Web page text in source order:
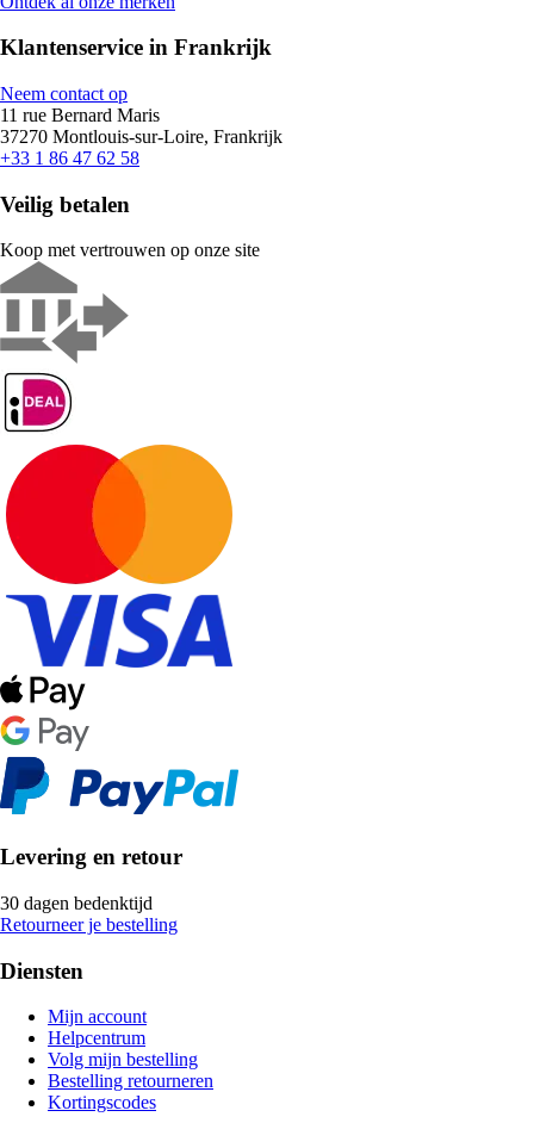
Klantenservice in Frankrijk
Neem contact op
11 rue Bernard Maris
37270 Montlouis-sur-Loire, Frankrijk
+33 1 86 47 62 58
Veilig betalen
Koop met vertrouwen op onze site
Levering en retour
30 dagen bedenktijd
Retourneer je bestelling
Diensten
Mijn account
Helpcentrum
Volg mijn bestelling
Bestelling retourneren
Kortingscodes